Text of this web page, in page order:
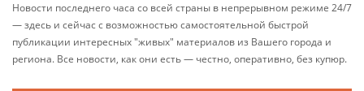
Новости последнего часа со всей страны в непрерывном режиме 24/7
— здесь и сейчас с возможностью самостоятельной быстрой
публикации интересных "живых" материалов из Вашего города и
региона. Все новости, как они есть — честно, оперативно, без купюр.